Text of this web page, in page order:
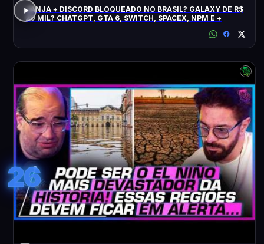
JANJA + DISCORD BLOQUEADO NO BRASIL? GALAXY DE R$
20 MIL? CHATGPT, GTA 6, SWITCH, SPACEX, NPM E +
26